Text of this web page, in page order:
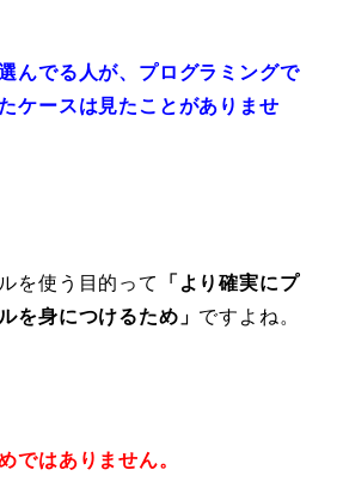
んでる人が、 プログラミングで
ケースは見たことがありませ
を使う目的って 「より確実にプ
を身につけるため」 ですよね。
ではありません。